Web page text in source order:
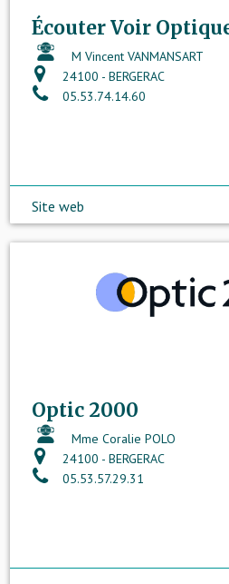
Écouter Voir
M Vincent VANMANSART
24100 - BERGERAC
05.53.74.14.60
Site web
Optic 2000
Mme Coralie POLO
24100 - BERGERAC
05.53.57.29.31